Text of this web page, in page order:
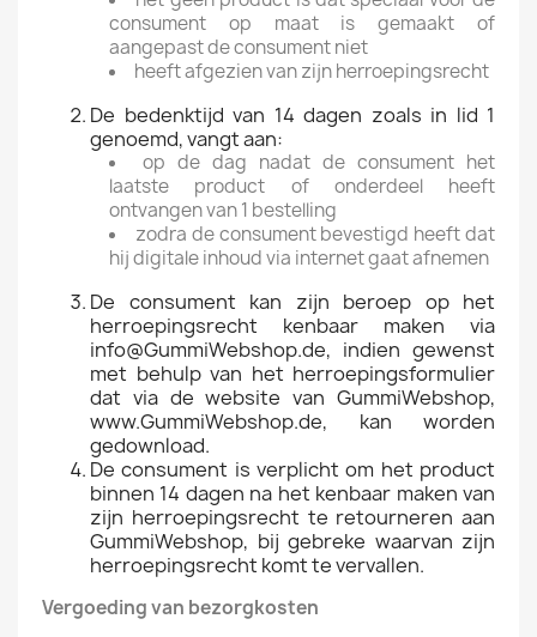
consument op maat is gemaakt of
aangepast de consument niet
heeft afgezien van zijn herroepingsrecht
De bedenktijd van 14 dagen zoals in lid 1
genoemd, vangt aan:
op de dag nadat de consument het
laatste product of onderdeel heeft
ontvangen van 1 bestelling
zodra de consument bevestigd heeft dat
hij digitale inhoud via internet gaat afnemen
De consument kan zijn beroep op het
herroepingsrecht kenbaar maken via
info@GummiWebshop.de, indien gewenst
met behulp van het herroepingsformulier
dat via de website van GummiWebshop,
www.GummiWebshop.de, kan worden
gedownload.
De consument is verplicht om het product
binnen 14 dagen na het kenbaar maken van
zijn herroepingsrecht te retourneren aan
GummiWebshop, bij gebreke waarvan zijn
herroepingsrecht komt te vervallen.
Vergoeding van bezorgkosten